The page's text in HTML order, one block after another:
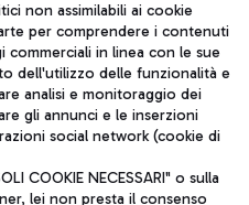
non assimilabili ai cookie
per comprendere i contenuti
commerciali in linea con le sue
dell'utilizzo delle funzionalità e
analisi e monitoraggio dei
gli annunci e le inserzioni
social network (cookie di
COOKIE NECESSARI" o sulla
lei non presta il consenso